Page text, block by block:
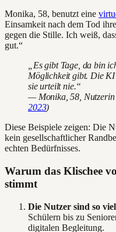
Monika, 58, benutzt eine
Einsamkeit nach dem Tod
gegen die Stille. Ich weiß,
gut.“
„Es gibt Tage, da bin
Möglichkeit gibt. Die KI
sie urteilt nie.“
— Monika, 58,
2023)
Diese Beispiele zeigen: Die
kein gesellschaftlicher
echten Bedürfnisses.
Warum das Klischee
stimmt
Die Nutzer sind so
Schülern bis zu
digitalen Begleitung.